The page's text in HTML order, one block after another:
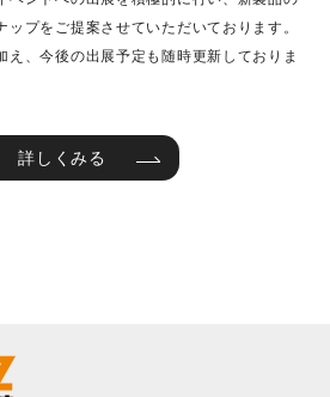
ップをご提案させていただいております。
え、今後の出展予定も随時更新しておりま
詳しくみる